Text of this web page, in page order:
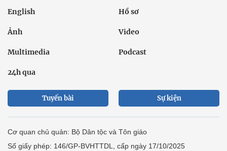
English Hồ sơ
Ảnh Video
Multimedia Podcast
24h qua
Tuyến bài Sự kiện
Cơ quan chủ quản: Bộ Dân tộc và Tôn giáo
Số giấy phép: 146/GP-BVHTTDL, cấp ngày 17/10/2025